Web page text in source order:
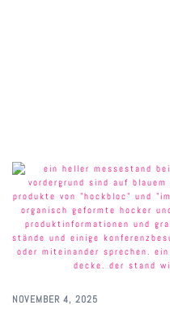
NOVEMBER 4, 2025